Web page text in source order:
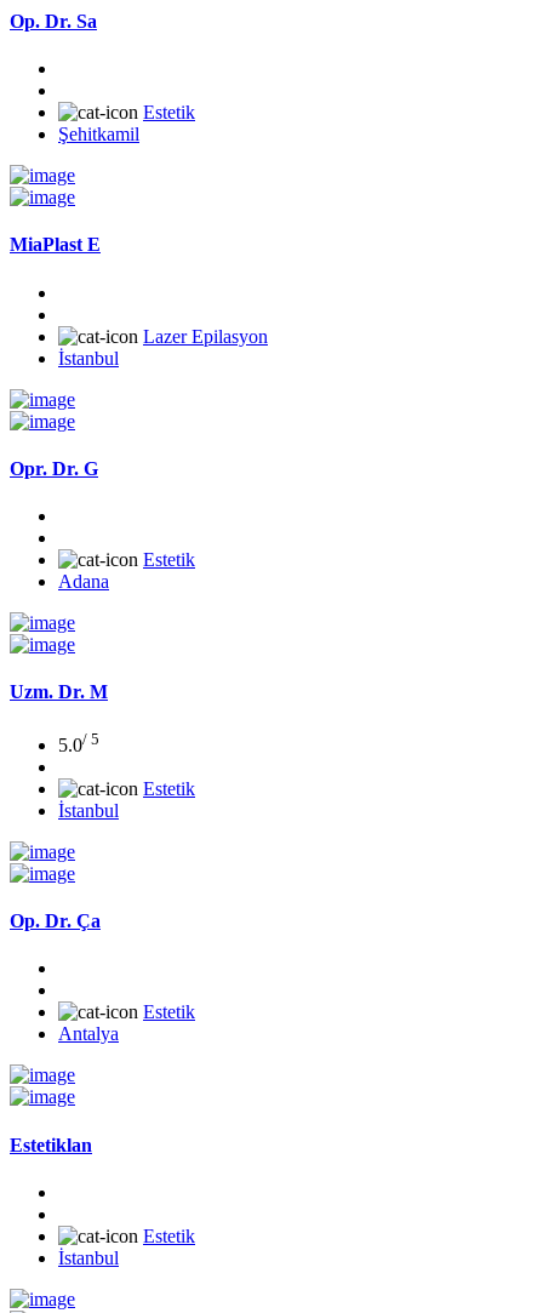
Op. Dr. Sa
Estetik
Şehitkamil
MiaPlast E
Lazer Epilasyon
İstanbul
Opr. Dr. G
Estetik
Adana
Uzm. Dr. M
5.0/ 5
Estetik
İstanbul
Op. Dr. Ça
Estetik
Antalya
Estetiklan
Estetik
İstanbul